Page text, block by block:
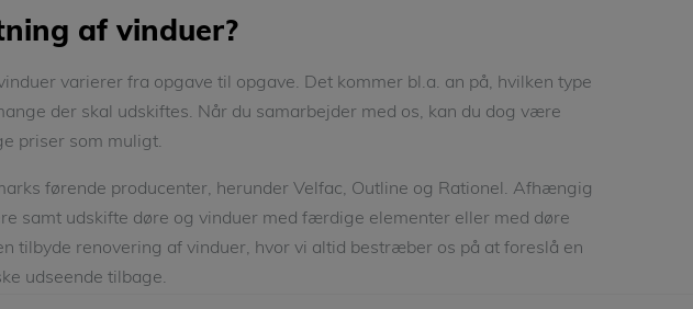
af vinduer?
varierer fra opgave til opgave. Det kommer bl.a. an på, hvilken type
der skal udskiftes. Når du samarbejder med os, kan du dog være
priser som muligt.
førende producenter, herunder Velfac, Outline og Rationel. Afhængig
samt udskifte døre og vinduer med færdige elementer eller med døre
tilbyde renovering af vinduer, hvor vi altid bestræber os på at foreslå en
udseende tilbage.